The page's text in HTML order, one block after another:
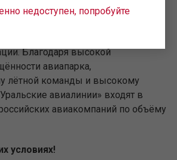
техническая база является
среди российской
Благодаря высокой
авиапарка,
лётной команды и высокому
авиалинии» входят в
авиакомпаний по объёму
условиях!
недоступен, попробуйте